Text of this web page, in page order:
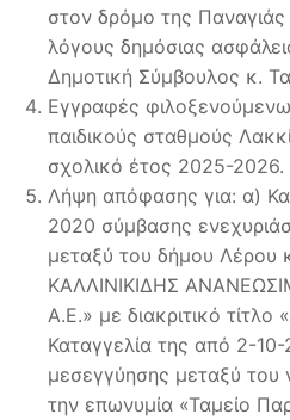
στον δρόμο της
λόγους δημόσιας
Δημοτική Σύμβουλος κ.
Εγγραφές
παιδικούς σταθμούς
σχολικό έτος 2025-2026.
Λήψη απόφασης για: α)
2020 σύμβασης
μεταξύ του δήμου Λέρου
ΚΑΛΛΙΝΙΚΙΔΗΣ
A.E.» με διακριτικό
Καταγγελία της από 2-
μεσεγγύησης μεταξύ
την επωνυμία «Ταμείο